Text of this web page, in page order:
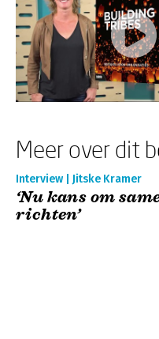
Meer over dit
Interview | Jitske Kramer
‘Nu kans om
richten’